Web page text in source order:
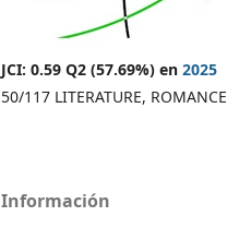
JCI: 0.59 Q2 (57.69%) en 2025
50/117 LITERATURE, ROMANCE
Información